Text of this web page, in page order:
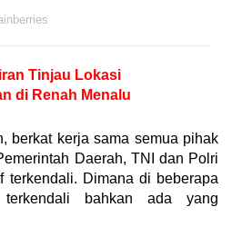
Tinjau Lokasi
di Renah Menalu
berkat kerja sama semua pihak
Daerah, TNI dan Polri
terkendali. Dimana di beberapa
bahkan ada yang